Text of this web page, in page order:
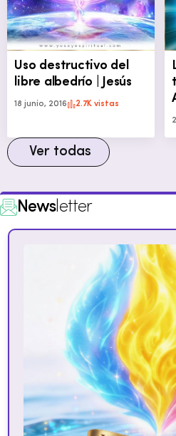
Uso destructivo del
libre albedrío | Jesús
18 junio, 2016 2.7K vistas
Ver todas
Newsletter